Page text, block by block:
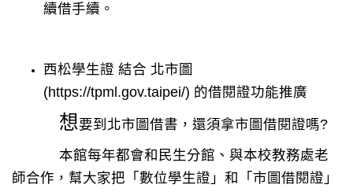
續借手續。
西松學生證 結合 北市圖
(https://tpml.gov.taipei/) 的借閱證功能推廣
想要到北市圖借書，還須拿市圖借閱證嗎?
本館每年都會和民生分館、與本校教務處老
師合作，幫大家把「數位學生證」和「市圖借閱證」